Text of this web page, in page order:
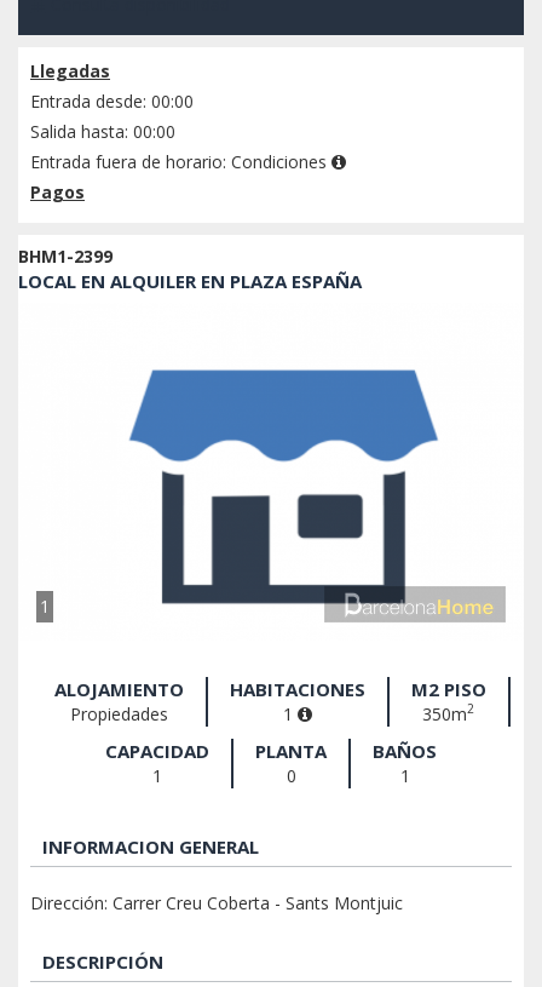
Llegadas
Entrada desde: 00:00
Salida hasta: 00:00
Entrada fuera de horario: Condiciones
Pagos
BHM1-2399
LOCAL EN ALQUILER EN PLAZA ESPAÑA
1
ALOJAMIENTO
Propiedades
HABITACIONES
1
M2 PISO
350m2
CAPACIDAD
1
PLANTA
0
BAÑOS
1
INFORMACION GENERAL
Dirección: Carrer Creu Coberta - Sants Montjuic
DESCRIPCIÓN